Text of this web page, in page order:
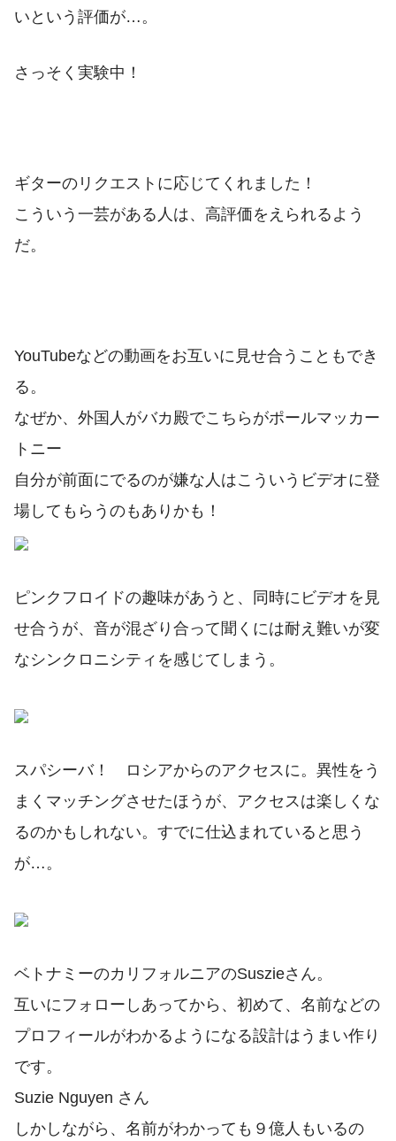
いという評価が…。
さっそく実験中！
ギターのリクエストに応じてくれました！
こういう一芸がある人は、高評価をえられるよう
だ。
YouTubeなどの動画をお互いに見せ合うこともでき
る。
なぜか、外国人がバカ殿でこちらがポールマッカー
トニー
自分が前面にでるのが嫌な人はこういうビデオに登
場してもらうのもありかも！
ピンクフロイドの趣味があうと、同時にビデオを見
せ合うが、音が混ざり合って聞くには耐え難いが変
なシンクロニシティを感じてしまう。
スパシーバ！ ロシアからのアクセスに。異性をう
まくマッチングさせたほうが、アクセスは楽しくな
るのかもしれない。すでに仕込まれていると思う
が…。
ベトナミーのカリフォルニアのSuszieさん。
互いにフォローしあってから、初めて、名前などの
プロフィールがわかるようになる設計はうまい作り
です。
Suzie Nguyen さん
しかしながら、名前がわかっても９億人もいるの